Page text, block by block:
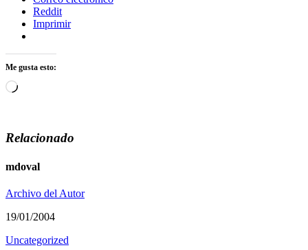
Reddit
Imprimir
Me gusta esto:
Cargando...
Relacionado
mdoval
Archivo del Autor
19/01/2004
Uncategorized